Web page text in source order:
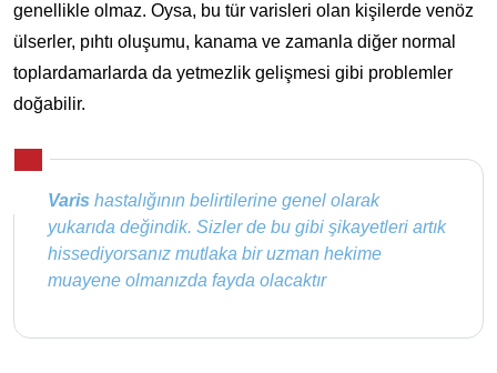
genellikle olmaz. Oysa, bu tür varisleri olan kişilerde venöz
ülserler, pıhtı oluşumu, kanama ve zamanla diğer normal
toplardamarlarda da yetmezlik gelişmesi gibi problemler
doğabilir.
Varis hastalığının belirtilerine genel olarak
yukarıda değindik. Sizler de bu gibi şikayetleri artık
hissediyorsanız mutlaka bir uzman hekime
muayene olmanızda fayda olacaktır